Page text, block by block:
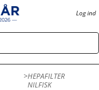
Log ind
>HEPAFILTER
NILFISK